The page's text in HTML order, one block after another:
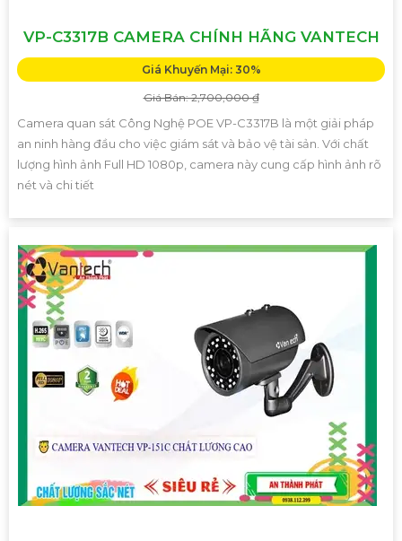
VP-C3317B CAMERA CHÍNH HÃNG VANTECH
Giá Khuyến Mại: 30%
Giá Bán: 2,700,000 ₫
Camera quan sát Công Nghệ POE VP-C3317B là một giải pháp
an ninh hàng đầu cho việc giám sát và bảo vệ tài sản. Với chất
lượng hình ảnh Full HD 1080p, camera này cung cấp hình ảnh rõ
nét và chi tiết